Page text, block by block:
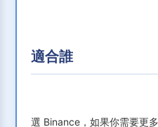
適合誰
選 Binance，如果你需要更